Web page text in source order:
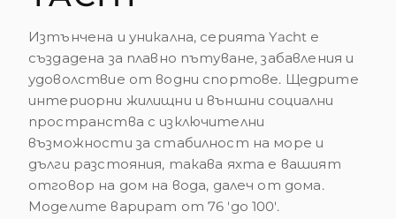
Изтънчена и уникална, серията Yacht е
създадена за плавно пътуване, забавления и
удоволствие от водни спортове. Щедрите
интериорни жилищни и външни социални
пространства с изключителни
възможности за стабилност на море и
дълги разстояния, такава яхта е вашият
отговор на дом на вода, далеч от дома.
Моделите варират от 76 'до 100'.